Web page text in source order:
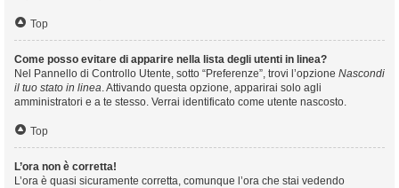
Top
Come posso evitare di apparire nella lista degli utenti in linea?
Nel Pannello di Controllo Utente, sotto “Preferenze”, trovi l’opzione Nascondi
il tuo stato in linea. Attivando questa opzione, apparirai solo agli
amministratori e a te stesso. Verrai identificato come utente nascosto.
Top
L’ora non è corretta!
L’ora è quasi sicuramente corretta, comunque l’ora che stai vedendo